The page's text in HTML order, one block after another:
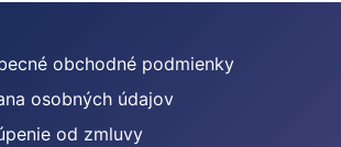
obchodné podmienky
osobných údajov
od zmluvy